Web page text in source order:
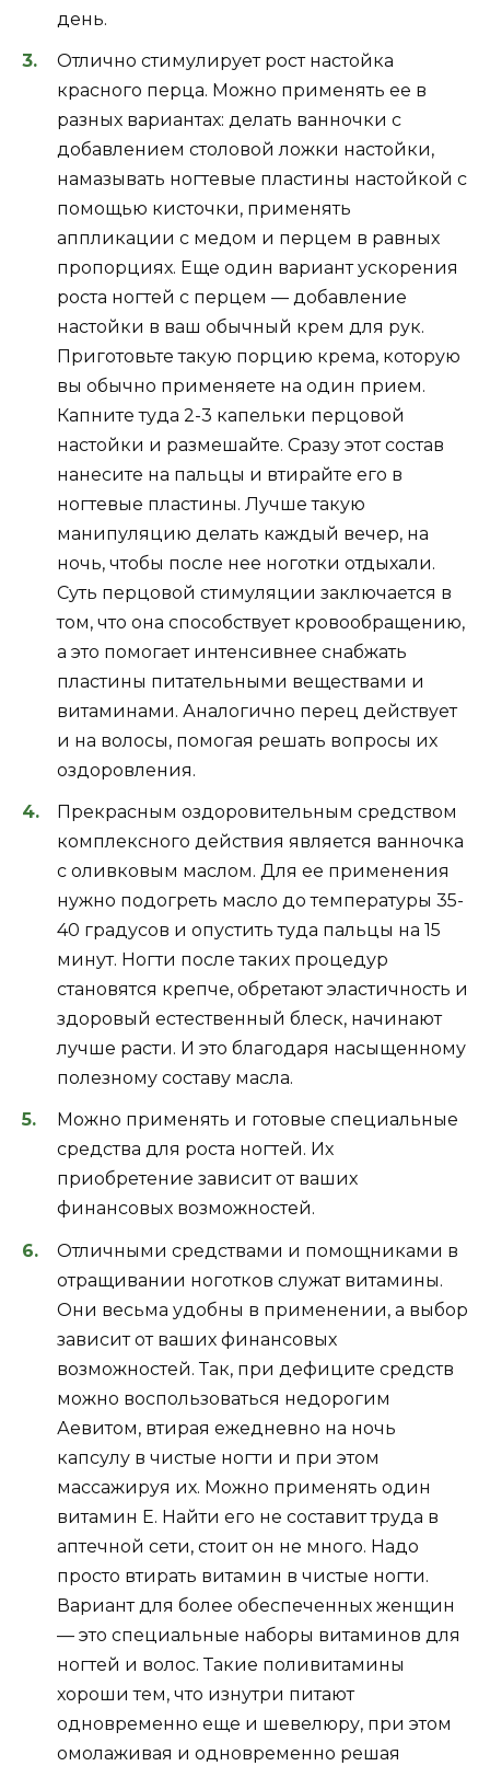
день.
Отлично стимулирует рост настойка
красного перца. Можно применять ее в
разных вариантах: делать ванночки с
добавлением столовой ложки настойки,
намазывать ногтевые пластины настойкой с
помощью кисточки, применять
аппликации с медом и перцем в равных
пропорциях. Еще один вариант ускорения
роста ногтей с перцем — добавление
настойки в ваш обычный крем для рук.
Приготовьте такую порцию крема, которую
вы обычно применяете на один прием.
Капните туда 2-3 капельки перцовой
настойки и размешайте. Сразу этот состав
нанесите на пальцы и втирайте его в
ногтевые пластины. Лучше такую
манипуляцию делать каждый вечер, на
ночь, чтобы после нее ноготки отдыхали.
Суть перцовой стимуляции заключается в
том, что она способствует кровообращению,
а это помогает интенсивнее снабжать
пластины питательными веществами и
витаминами. Аналогично перец действует
и на волосы, помогая решать вопросы их
оздоровления.
Прекрасным оздоровительным средством
комплексного действия является ванночка
с оливковым маслом. Для ее применения
нужно подогреть масло до температуры 35-
40 градусов и опустить туда пальцы на 15
минут. Ногти после таких процедур
становятся крепче, обретают эластичность и
здоровый естественный блеск, начинают
лучше расти. И это благодаря насыщенному
полезному составу масла.
Можно применять и готовые специальные
средства для роста ногтей. Их
приобретение зависит от ваших
финансовых возможностей.
Отличными средствами и помощниками в
отращивании ноготков служат витамины.
Они весьма удобны в применении, а выбор
зависит от ваших финансовых
возможностей. Так, при дефиците средств
можно воспользоваться недорогим
Аевитом, втирая ежедневно на ночь
капсулу в чистые ногти и при этом
массажируя их. Можно применять один
витамин Е. Найти его не составит труда в
аптечной сети, стоит он не много. Надо
просто втирать витамин в чистые ногти.
Вариант для более обеспеченных женщин
— это специальные наборы витаминов для
ногтей и волос. Такие поливитамины
хороши тем, что изнутри питают
одновременно еще и шевелюру, при этом
омолаживая и одновременно решая